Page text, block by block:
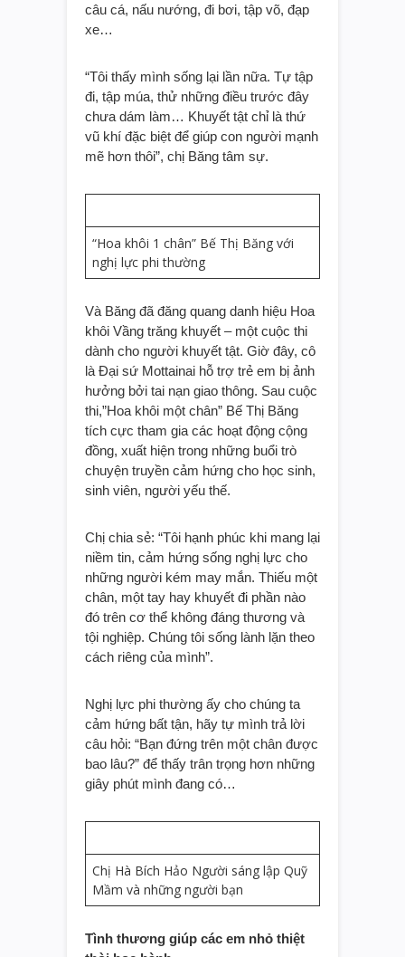
câu cá, nấu nướng, đi bơi, tập võ, đạp
xe…
“Tôi thấy mình sống lại lần nữa. Tự tập
đi, tập múa, thử những điều trước đây
chưa dám làm… Khuyết tật chỉ là thứ
vũ khí đặc biệt để giúp con người mạnh
mẽ hơn thôi”, chị Băng tâm sự.
“Hoa khôi 1 chân” Bế Thị Băng với
nghị lực phi thường
Và Băng đã đăng quang danh hiệu Hoa
khôi Vầng trăng khuyết – một cuộc thi
dành cho người khuyết tật. Giờ đây, cô
là Đại sứ Mottainai hỗ trợ trẻ em bị ảnh
hưởng bởi tai nạn giao thông. Sau cuộc
thi,”Hoa khôi một chân” Bế Thị Băng
tích cực tham gia các hoạt động cộng
đồng, xuất hiện trong những buổi trò
chuyện truyền cảm hứng cho học sinh,
sinh viên, người yếu thế.
Chị chia sẻ: “Tôi hạnh phúc khi mang lại
niềm tin, cảm hứng sống nghị lực cho
những người kém may mắn. Thiếu một
chân, một tay hay khuyết đi phần nào
đó trên cơ thể không đáng thương và
tội nghiệp. Chúng tôi sống lành lặn theo
cách riêng của mình”.
Nghị lực phi thường ấy cho chúng ta
cảm hứng bất tận, hãy tự mình trả lời
câu hỏi: “Bạn đứng trên một chân được
bao lâu?” để thấy trân trọng hơn những
giây phút mình đang có…
Chị Hà Bích Hảo Người sáng lập Quỹ
Mầm và những người bạn
Tình thương giúp các em nhỏ thiệt